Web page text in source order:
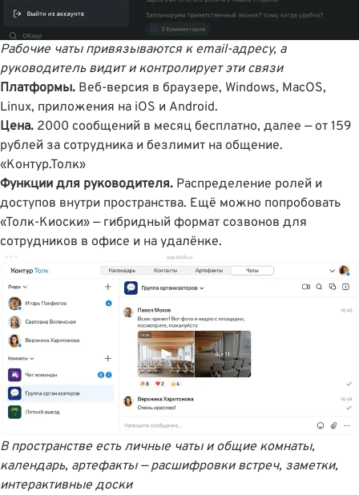
Рабочие чаты привязываются к email-адресу, а
руководитель видит и контролирует эти связи
Платформы. Веб-версия в браузере, Windows, MacOS,
Linux, приложения на iOS и Android.
Цена. 2000 сообщений в месяц бесплатно, далее — от 159
рублей за сотрудника и безлимит на общение.
«Контур.Толк»
Функции для руководителя. Распределение ролей и
доступов внутри пространства. Ещё можно попробовать
«Толк-Киоски» — гибридный формат созвонов для
сотрудников в офисе и на удалёнке.
В пространстве есть личные чаты и общие комнаты,
календарь, артефакты — расшифровки встреч, заметки,
интерактивные доски